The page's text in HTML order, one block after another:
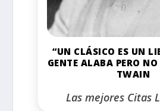
“UN CLÁSICO ES UN
GENTE ALABA PERO
TWAIN
Las mejores Citas